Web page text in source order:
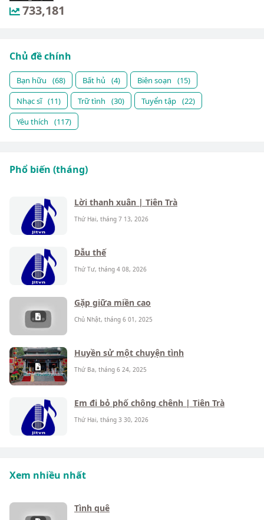
733,181
Chủ đề chính
Bạn hữu (68) Bất hủ (4) Biên soạn
(15)
Nhạc sĩ (11) Trữ tình (30) Tuyển tập (22)
Yêu thích
(117)
Phổ biến (tháng)
Lời thanh xuân | Tiên Trà
Thứ Hai, tháng 7 13, 2026
Dẫu thế
Thứ Tư, tháng 4 08, 2026
Gặp giữa miền cao
Chủ Nhật, tháng 6 01, 2025
Huyền sử một chuyện tình
Thứ Ba, tháng 6 24, 2025
Em đi bỏ phố chông chênh | Tiên Trà
Thứ Hai, tháng 3 30, 2026
Xem nhiều nhất
Tình quê